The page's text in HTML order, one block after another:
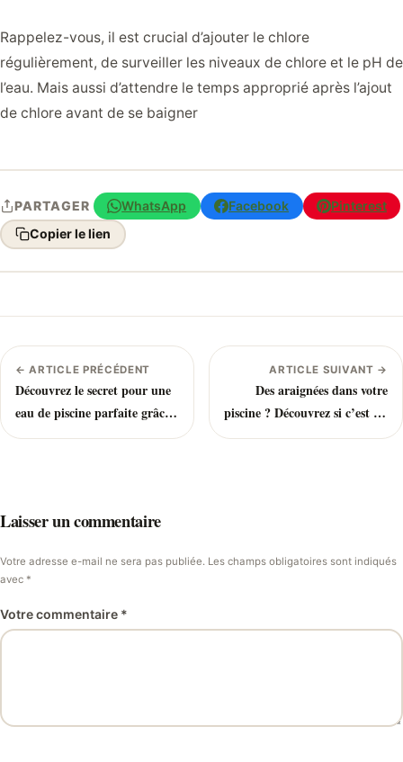
Rappelez-vous, il est crucial d’ajouter le chlore
régulièrement, de surveiller les niveaux de chlore et le pH de
l’eau. Mais aussi d’attendre le temps approprié après l’ajout
de chlore avant de se baigner
PARTAGER WhatsApp Facebook
Pinterest
Copier le lien
← ARTICLE PRÉCÉDENT
Découvrez le secret pour une
eau de piscine parfaite grâce
au TDS
ARTICLE SUIVANT →
Des araignées dans votre
piscine ? Découvrez si c’est un
danger pour vous
Laisser un commentaire
Votre adresse e-mail ne sera pas publiée. Les champs obligatoires sont indiqués
avec *
Votre commentaire *